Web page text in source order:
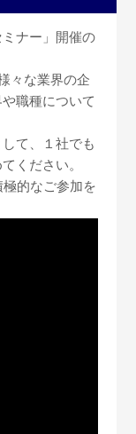
ナー」開催の
々な業界の企
職種について
て、１社でも
ください。
的なご参加を